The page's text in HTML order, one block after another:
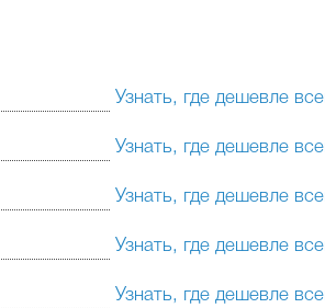
Узнать, где дешевле
Узнать, где дешевле
Узнать, где дешевле
Узнать, где дешевле
Узнать, где дешевле